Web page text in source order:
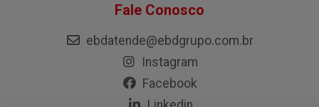
Fale Conosco
ebdatende@ebdgrupo.com.br
Instagram
Facebook